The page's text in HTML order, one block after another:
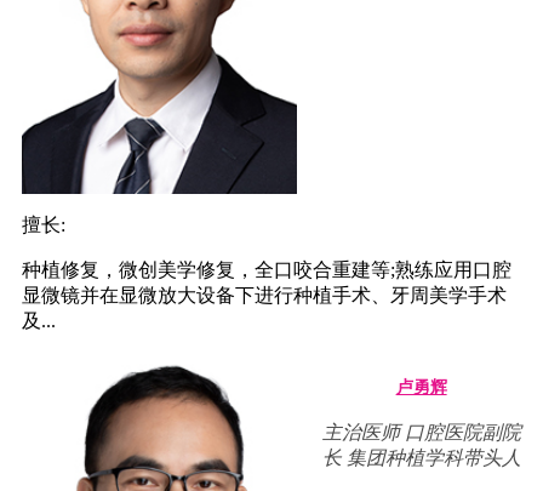
擅长:
种植修复，微创美学修复，全口咬合重建等;熟练应用口腔
显微镜并在显微放大设备下进行种植手术、牙周美学手术
及...
卢勇辉
主治医师 口腔医院副院
长 集团种植学科带头人